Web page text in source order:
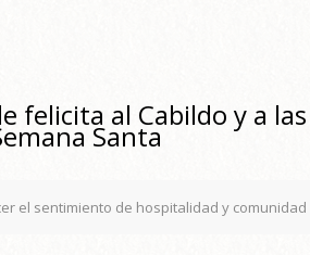
felicita al Cabildo y a
Santa
el sentimiento de hospitalidad y